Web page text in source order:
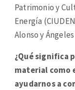
Patrimonio y
Energía
Alonso y
¿Qué significa
material como
ayudarnos a